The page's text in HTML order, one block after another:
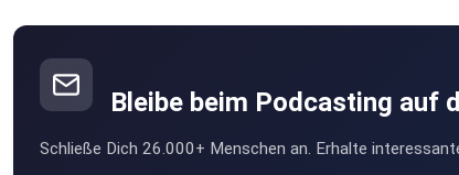
Bleibe beim Podcasting auf
Schließe Dich 26.000+ Menschen an. Erhalte